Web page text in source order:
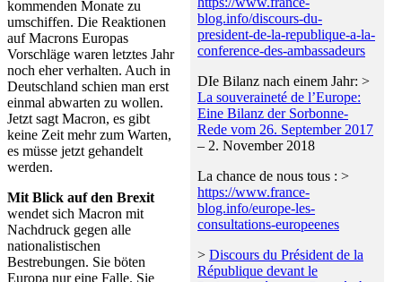
blog.info/discours-du-
president-de-la-republique-a-la-
conference-des-ambassadeurs
DIe Bilanz nach einem Jahr: >
La souveraineté de l’Europe:
Eine Bilanz der Sorbonne-
Rede vom 26. September 2017
– 2. November 2018
La chance de nous tous : >
https://www.france-
blog.info/europe-les-
consultations-europeenes
> Discours du Président de la
République devant le
kommenden Monate zu
umschiffen. Die Reaktionen
auf Macrons Europas
Vorschläge waren letztes Jahr
noch eher verhalten. Auch in
Deutschland schien man erst
einmal abwarten zu wollen.
Jetzt sagt Macron, es gibt
keine Zeit mehr zum Warten,
es müsse jetzt gehandelt
werden.
Mit Blick auf den Brexit
wendet sich Macron mit
Nachdruck gegen alle
nationalistischen
Bestrebungen. Sie böten
Europa nur eine Falle. Sie